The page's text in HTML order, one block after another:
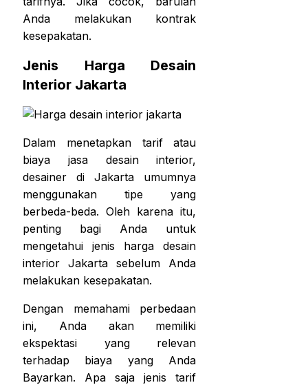
Anda melakukan kontrak
kesepakatan.
Jenis Harga Desain
Interior Jakarta
Dalam menetapkan tarif atau
biaya jasa desain interior,
desainer di Jakarta umumnya
menggunakan tipe yang
berbeda-beda. Oleh karena itu,
penting bagi Anda untuk
mengetahui jenis harga desain
interior Jakartasebelum Anda
melakukan kesepakatan.
Dengan memahami perbedaan
ini, Anda akan memiliki
ekspektasi yang relevan
terhadap biaya yang Anda
Bayarkan. Apa saja jenis tarif